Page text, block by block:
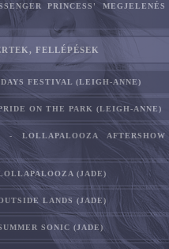
PRINCESS' MEGJELENÉS
FELLÉPÉSEK
FESTIVAL (LEIGH-ANNE)
ON THE PARK (LEIGH-ANNE)
- LOLLAPALOOZA AFTERSHOW
(JADE)
LANDS (JADE)
SONIC (JADE)